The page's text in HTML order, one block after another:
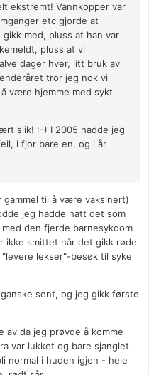
ekstremt! Vannkopper var
etc gjorde at
med, pluss at han var
pluss at vi
dager hver, litt bruk av
tror jeg nok vi
være hjemme med sykt
slik! :-) I 2005 hadde jeg
i fjor bare en, og i år
til å være vaksinert)
jeg hadde hatt det som
den fjerde barnesykdom
ikke smittet når det gikk røde
lekser"-besøk til syke
sent, og jeg gikk første
av da jeg prøvde å komme
var lukket og bare sjanglet
normal i huden igjen - hele